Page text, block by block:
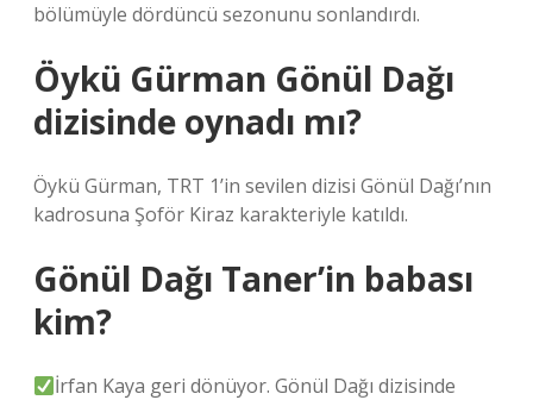
bölümüyle dördüncü sezonunu sonlandırdı.
Öykü Gürman Gönül Dağı
dizisinde oynadı mı?
Öykü Gürman, TRT 1’in sevilen dizisi Gönül Dağı’nın
kadrosuna Şoför Kiraz karakteriyle katıldı.
Gönül Dağı Taner’in babası
kim?
İrfan Kaya geri dönüyor. Gönül Dağı dizisinde